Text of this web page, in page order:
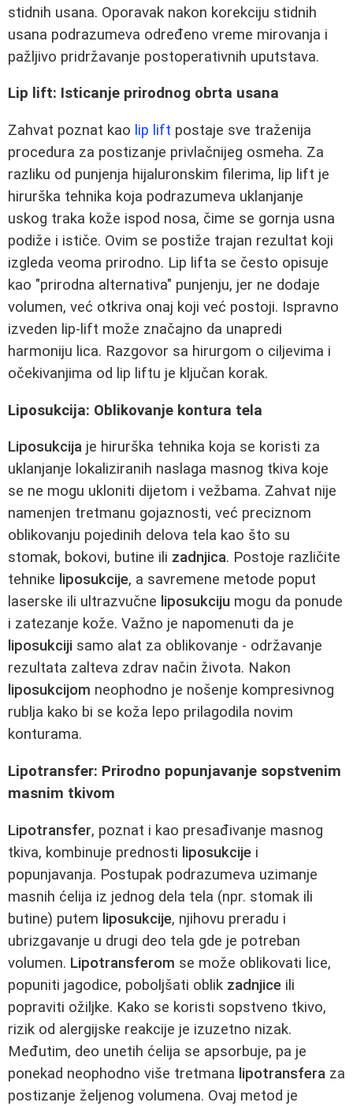
stidnih usana. Oporavak nakon korekciju stidnih
usana podrazumeva određeno vreme mirovanja i
pažljivo pridržavanje postoperativnih uputstava.
Lip lift: Isticanje prirodnog obrta usana
Zahvat poznat kao lip lift postaje sve traženija
procedura za postizanje privlačnijeg osmeha. Za
razliku od punjenja hijaluronskim filerima, lip lift je
hirurška tehnika koja podrazumeva uklanjanje
uskog traka kože ispod nosa, čime se gornja usna
podiže i ističe. Ovim se postiže trajan rezultat koji
izgleda veoma prirodno. Lip lifta se često opisuje
kao "prirodna alternativa" punjenju, jer ne dodaje
volumen, već otkriva onaj koji već postoji. Ispravno
izveden lip-lift može značajno da unapredi
harmoniju lica. Razgovor sa hirurgom o ciljevima i
očekivanjima od lip liftu je ključan korak.
Liposukcija: Oblikovanje kontura tela
Liposukcija je hirurška tehnika koja se koristi za
uklanjanje lokaliziranih naslaga masnog tkiva koje
se ne mogu ukloniti dijetom i vežbama. Zahvat nije
namenjen tretmanu gojaznosti, već preciznom
oblikovanju pojedinih delova tela kao što su
stomak, bokovi, butine ili zadnjica. Postoje različite
tehnike liposukcije, a savremene metode poput
laserske ili ultrazvučne liposukciju mogu da ponude
i zatezanje kože. Važno je napomenuti da je
liposukciji samo alat za oblikovanje - održavanje
rezultata zalteva zdrav način života. Nakon
liposukcijom neophodno je nošenje kompresivnog
rublja kako bi se koža lepo prilagodila novim
konturama.
Lipotransfer: Prirodno popunjavanje sopstvenim
masnim tkivom
Lipotransfer, poznat i kao presađivanje masnog
tkiva, kombinuje prednosti liposukcije i
popunjavanja. Postupak podrazumeva uzimanje
masnih ćelija iz jednog dela tela (npr. stomak ili
butine) putem liposukcije, njihovu preradu i
ubrizgavanje u drugi deo tela gde je potreban
volumen. Lipotransferom se može oblikovati lice,
popuniti jagodice, poboljšati oblik zadnjice ili
popraviti ožiljke. Kako se koristi sopstveno tkivo,
rizik od alergijske reakcije je izuzetno nizak.
Međutim, deo unetih ćelija se apsorbuje, pa je
ponekad neophodno više tretmana lipotransfera za
postizanje željenog volumena. Ovaj metod je